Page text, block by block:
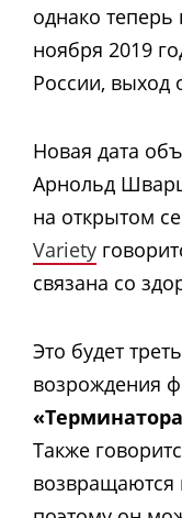
однако теперь
ноября 2019
России, выход
Новая дата
Арнольд
на открытом
Variety
связана со
Это будет
возрождения
Также
возвращаются